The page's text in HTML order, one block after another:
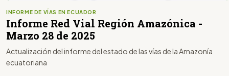
INFORME DE VÍAS EN ECUADOR
Informe Red Vial Región Amazónica -
Marzo 28 de 2025
Actualización del informe del estado de las vías de la Amazonía
ecuatoriana